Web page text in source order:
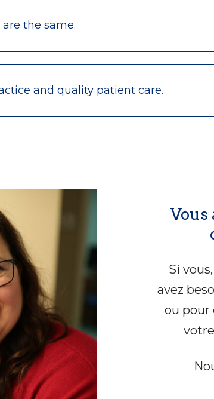
the same.
and quality patient care.
Vous
Si
avez
ou pour